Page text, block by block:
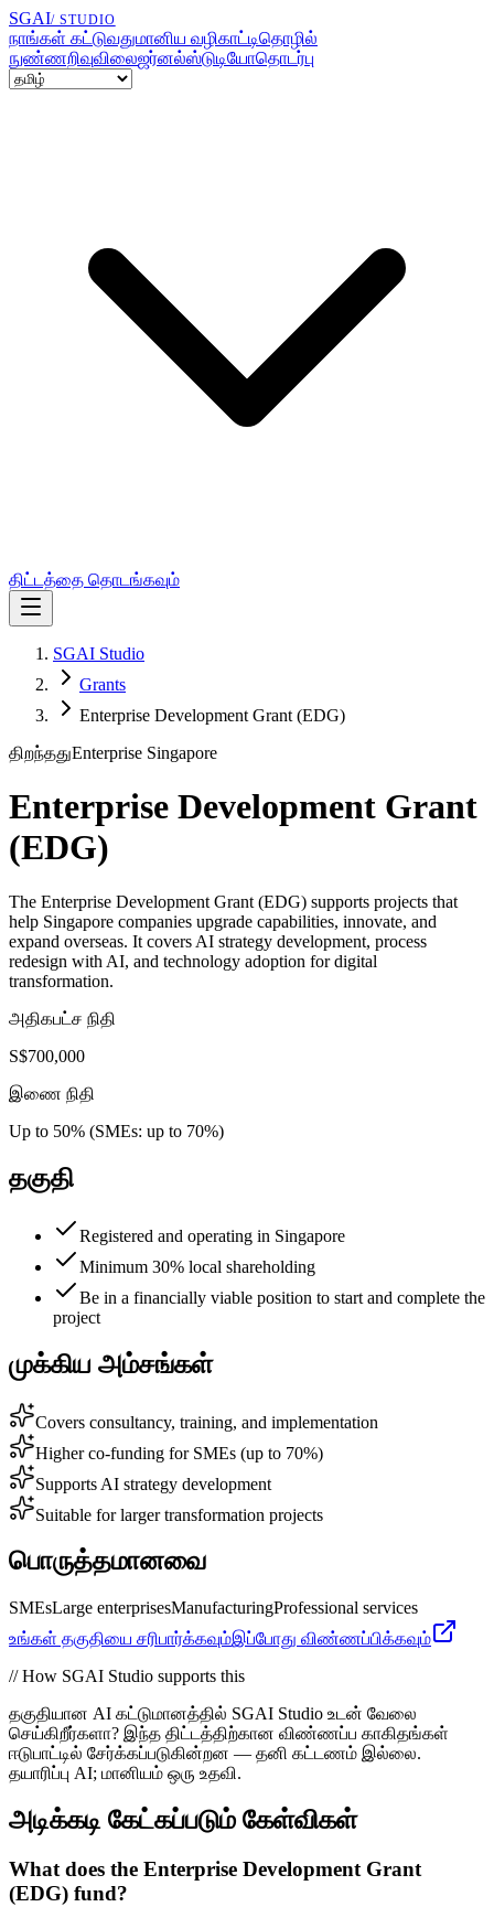
SGAI/ STUDIO
நாங்கள் கட்டுவதுமானிய வழிகாட்டிதொழில்
நுண்ணறிவுவிலைஜர்னல்ஸ்டுடியோதொடர்பு
திட்டத்தை தொடங்கவும்
SGAI Studio
Grants
Enterprise Development Grant (EDG)
திறந்ததுEnterprise Singapore
Enterprise Development Grant
(EDG)
The Enterprise Development Grant (EDG) supports projects that
help Singapore companies upgrade capabilities, innovate, and
expand overseas. It covers AI strategy development, process
redesign with AI, and technology adoption for digital
transformation.
அதிகபட்ச நிதி
S$700,000
இணை நிதி
Up to 50% (SMEs: up to 70%)
தகுதி
Registered and operating in Singapore
Minimum 30% local shareholding
Be in a financially viable position to start and complete the
project
முக்கிய அம்சங்கள்
Covers consultancy, training, and implementation
Higher co-funding for SMEs (up to 70%)
Supports AI strategy development
Suitable for larger transformation projects
பொருத்தமானவை
SMEsLarge enterprisesManufacturingProfessional services
உங்கள் தகுதியை சரிபார்க்கவும்இப்போது விண்ணப்பிக்கவும்
// How SGAI Studio supports this
தகுதியான AI கட்டுமானத்தில் SGAI Studio உடன் வேலை
செய்கிறீர்களா? இந்த திட்டத்திற்கான விண்ணப்ப காகிதங்கள்
ஈடுபாட்டில் சேர்க்கப்படுகின்றன — தனி கட்டணம் இல்லை.
தயாரிப்பு AI; மானியம் ஒரு உதவி.
அடிக்கடி கேட்கப்படும் கேள்விகள்
What does the Enterprise Development Grant
(EDG) fund?